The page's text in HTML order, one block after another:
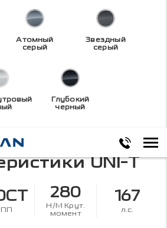
Атомный
серый
Звездный
серый
Глубокий
черный
UNI-T
280
Н/М Крут.
момент
167
л.с.